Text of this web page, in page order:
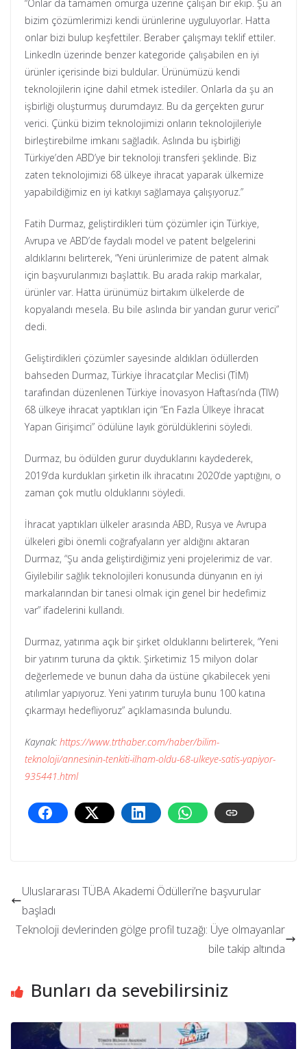
“Onlar da tamamen omurga üzerine çalışan bir ekip. Şu an
bizim çözümlerimizi kendi ürünlerine uyguluyorlar. Hatta
onlar bizi bulup keşfettiler. Beraber çalışmayı teklif ettiler.
LinkedIn üzerinde benzer kategoride çalışabilen en iyi
ürünler içerisinde bizi buldular. Ürünümüzü kendi
teknolojilerin içine dahil etmek istediler. Onlarla da şu an
işbirliği oluşturmuş durumdayız. Bu da gerçekten gurur
verici. Çünkü bizim teknolojimizi onların teknolojileriyle
birleştirebilme imkanı sağladık. Aslında bu işbirliği
Türkiye’den ABD’ye bir teknoloji transferi şeklinde. Biz
zaten teknolojimizi 68 ülkeye ihracat yaparak ülkemize
yapabildiğimiz en iyi katkıyı sağlamaya çalışıyoruz.”
Fatih Durmaz, geliştirdikleri tüm çözümler için Türkiye,
Avrupa ve ABD’de faydalı model ve patent belgelerini
aldıklarını belirterek, “Yeni ürünlerimize de patent almak
için başvurularımızı başlattık. Bu arada rakip markalar,
ürünler var. Hatta ürünümüz birtakım ülkelerde de
kopyalandı mesela. Bu bile aslında bir yandan gurur verici”
dedi.
Geliştirdikleri çözümler sayesinde aldıkları ödüllerden
bahseden Durmaz, Türkiye İhracatçılar Meclisi (TİM)
tarafından düzenlenen Türkiye İnovasyon Haftası’nda (TIW)
68 ülkeye ihracat yaptıkları için “En Fazla Ülkeye İhracat
Yapan Girişimci” ödülüne layık görüldüklerini söyledi.
Durmaz, bu ödülden gurur duyduklarını kaydederek,
2019’da kurdukları şirketin ilk ihracatını 2020’de yaptığını, o
zaman çok mutlu olduklarını söyledi.
İhracat yaptıkları ülkeler arasında ABD, Rusya ve Avrupa
ülkeleri gibi önemli coğrafyaların yer aldığını aktaran
Durmaz, “Şu anda geliştirdiğimiz yeni projelerimiz de var.
Giyilebilir sağlık teknolojileri konusunda dünyanın en iyi
markalarından bir tanesi olmak için genel bir hedefimiz
var” ifadelerini kullandı.
Durmaz, yatırıma açık bir şirket olduklarını belirterek, “Yeni
bir yatırım turuna da çıktık. Şirketimiz 15 milyon dolar
değerlemede ve bunun daha da üstüne çıkabilecek yeni
atılımlar yapıyoruz. Yeni yatırım turuyla bunu 100 katına
çıkarmayı hedefliyoruz” açıklamasında bulundu.
Kaynak: https://www.trthaber.com/haber/bilim-
teknoloji/annesinin-tenkiti-ilham-oldu-68-ulkeye-satis-yapiyor-
935441.html
Uluslararası TÜBA Akademi Ödülleri’ne başvurular
başladı
Teknoloji devlerinden gölge profil tuzağı: Üye olmayanlar
bile takip altında
Bunları da sevebilirsiniz